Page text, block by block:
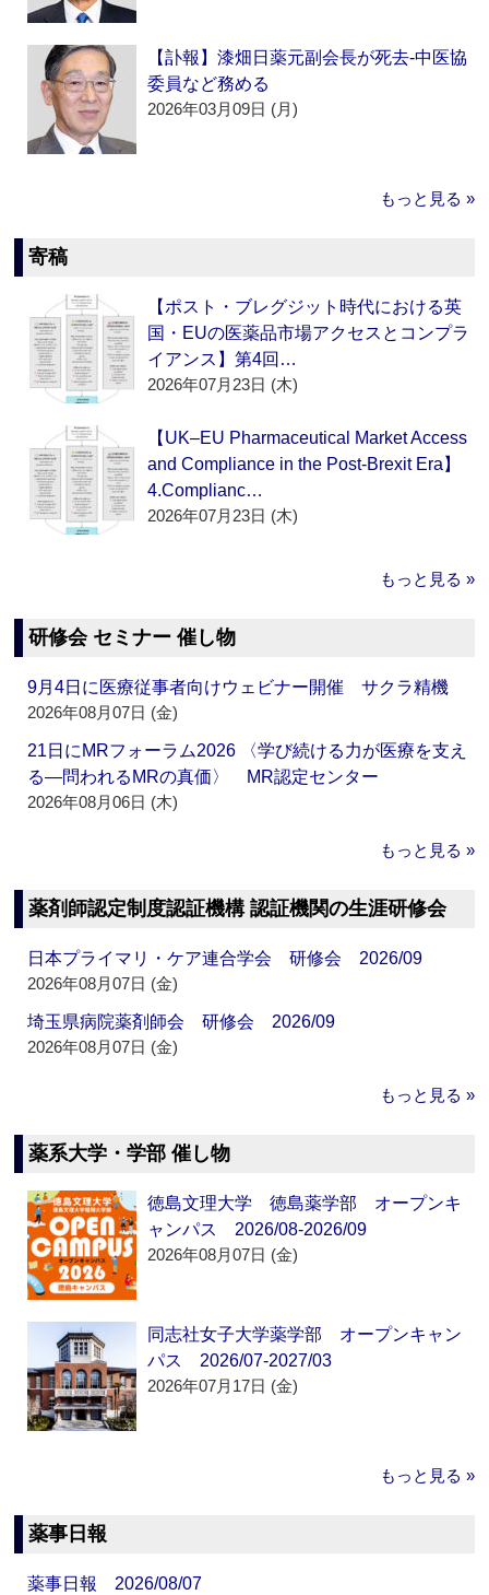
【訃報】漆畑日薬元副会長が死去‐中医協
委員など務める
2026年03月09日 (月)
もっと見る »
寄稿
【ポスト・ブレグジット時代における英
国・EUの医薬品市場アクセスとコンプラ
イアンス】第4回…
2026年07月23日 (木)
【UK–EU Pharmaceutical Market Access
and Compliance in the Post-Brexit Era】
4.Complianc…
2026年07月23日 (木)
もっと見る »
研修会 セミナー 催し物
9月4日に医療従事者向けウェビナー開催 サクラ精機
2026年08月07日 (金)
21日にMRフォーラム2026 〈学び続ける力が医療を支え
る―問われるMRの真価〉 MR認定センター
2026年08月06日 (木)
もっと見る »
薬剤師認定制度認証機構 認証機関の生涯研修会
日本プライマリ・ケア連合学会 研修会 2026/09
2026年08月07日 (金)
埼玉県病院薬剤師会 研修会 2026/09
2026年08月07日 (金)
もっと見る »
薬系大学・学部 催し物
徳島文理大学 徳島薬学部 オープンキ
ャンパス 2026/08-2026/09
2026年08月07日 (金)
同志社女子大学薬学部 オープンキャン
パス 2026/07-2027/03
2026年07月17日 (金)
もっと見る »
薬事日報
薬事日報 2026/08/07